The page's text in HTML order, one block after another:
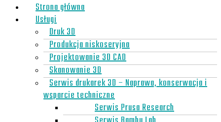
Strona główna
Usługi
Druk 3D
Produkcja niskoseryjna
Projektowanie 3D CAD
Skanowanie 3D
Serwis drukarek 3D – Naprawa, konserwacja i
wsparcie techniczne
Serwis Prusa Research